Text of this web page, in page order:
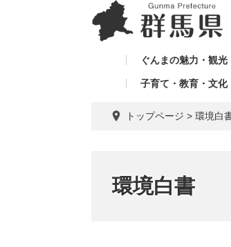
ぐんまの魅力・観光
子育て・教育・文化
トップページ > 環境白
環境白書